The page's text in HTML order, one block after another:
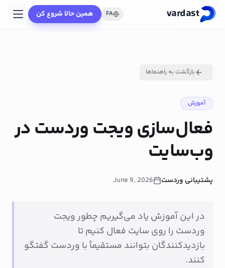
vardast
FA همین حالا شروع کن
بازگشت به راهنماها
آموزش
فعال‌سازی ویجت وردست در
وب‌سایت
پشتیبانی وردست June 9, 2026
در این آموزش یاد می‌گیریم چطور ویجت
وردست را روی سایت فعال کنیم تا
بازدیدکنندگان بتوانند مستقیماً با وردست گفتگو
کنند.